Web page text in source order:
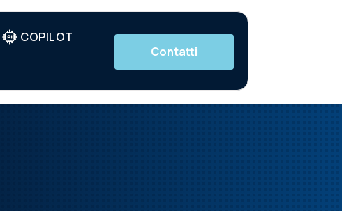
COPILOT
Contatti